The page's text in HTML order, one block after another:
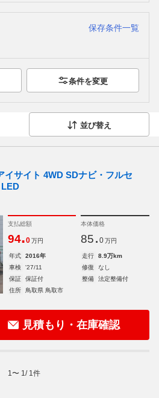
保存条件一覧
条件を変更
並び替え
イサイト 4WD SDナビ・フルセ
支払総額
94.0 万円
本体価格
85. 0 万円
年式 2016年 走行
8.9万km
車検
'27/11 修復
なし
保証
保証付 整備
法定整備付
住所
鳥取県 鳥取市
見積もり・在庫確認
1 〜 1 / 1 件